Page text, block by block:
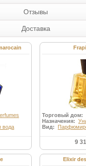
Отзывы
Доставка
вода
Торговый дом:
Назначения:
Вид:
9
Elixir